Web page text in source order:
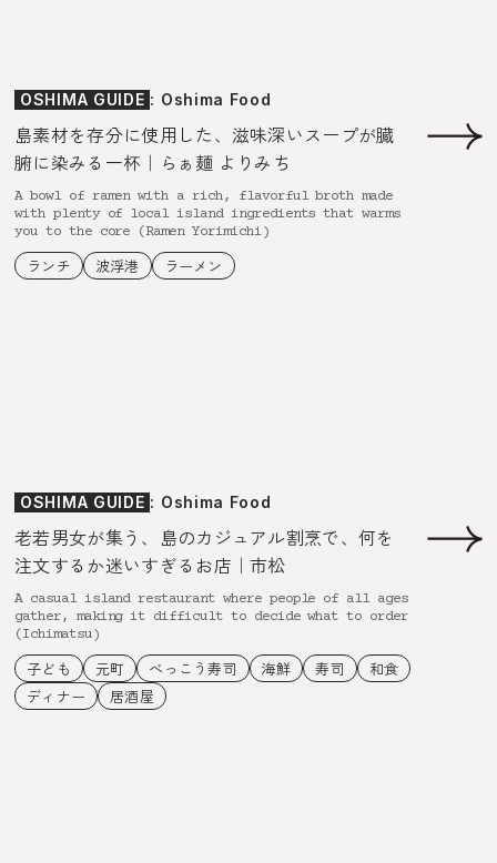
OSHIMA GUIDE : Oshima Food
島素材を存分に使用した、滋味深いスープが臓
腑に染みる一杯｜らぁ麺 よりみち
A bowl of ramen with a rich, flavorful broth made
with plenty of local island ingredients that warms
you to the core (Ramen Yorimichi)
ランチ 波浮港 ラーメン
OSHIMA GUIDE : Oshima Food
老若男女が集う、島のカジュアル割烹で、何を
注文するか迷いすぎるお店｜市松
A casual island restaurant where people of all ages
gather, making it difficult to decide what to order
(Ichimatsu)
子ども 元町 べっこう寿司 海鮮 寿司
和食
ディナー
居酒屋